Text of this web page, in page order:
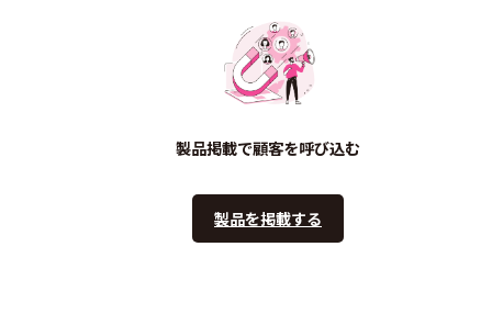
製品掲載で顧客を呼び込む
製品を掲載する